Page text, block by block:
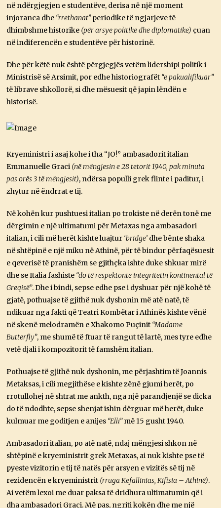
në ndërgjegjen e studentëve, derisa në një moment
injoranca dhe “rrethanat”periodike të ngjarjeve të
dhimbshme historike (për arsye politike dhe diplomatike) çuan
në indiferencën e studentëve për historinë.
Dhe për këtë nuk është përgjegjës vetëm lidershipi politik i
Ministrisë së Arsimit, por edhe historiografët “e pakualifikuar”
të librave shkollorë, si dhe mësuesit që japin lëndën e
historisë.
Kryeministri i asaj kohe i tha “JO!” ambasadorit italian
Emmanuelle Graci (në mëngjesin e 28 tetorit 1940, pak minuta
pas orës 3 të mëngjesit), ndërsa populli grek flinte i paditur, i
zhytur në ëndrrat e tij.
Në kohën kur pushtuesi italian po trokiste në derën tonë me
dërgimin e një ultimatumi për Metaxas nga ambasadori
italian, i cili më herët kishte luajtur ‘bridge’ dhe bënte shaka
në shtëpinë e një miku në Athinë, për të bindur përfaqësuesit
e qeverisë të pranishëm se gjithçka ishte duke shkuar mirë
dhe se Italia fashiste “do të respektonte integritetin kontinental të
Greqisë”. Dhe i bindi, sepse edhe pse i dyshuar për një kohë të
gjatë, pothuajse të gjithë nuk dyshonin më atë natë, të
ndikuar nga fakti që Teatri Kombëtar i Athinës kishte vënë
në skenë melodramën e Xhakomo Puçinit “Madame
Butterfly”, me shumë të ftuar të rangut të lartë, mes tyre edhe
vetë djali i kompozitorit të famshëm italian.
Pothuajse të gjithë nuk dyshonin, me përjashtim të Joannis
Metaksas, i cili megjithëse e kishte zënë gjumi herët, po
rrotullohej në shtrat me ankth, nga një parandjenjë se diçka
do të ndodhte, sepse shenjat ishin dërguar më herët, duke
kulmuar me goditjen e anijes “Elli”më 15 gusht 1940.
Ambasadori italian, po atë natë, ndaj mëngjesi shkon në
shtëpinë e kryeministrit grek Metaxas, ai nuk kishte pse të
pyeste vizitorin e tij të natës për arsyen e vizitës së tij në
rezidencën e kryeministrit (rruga Kefallinias, Kifisia – Athinë).
Ai vetëm lexoi me duar paksa të dridhura ultimatumin që i
dha ambasadori Graci. Më pas, ngriti kokën dhe me një